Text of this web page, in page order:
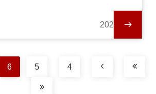
2024-01-19
4
5
6